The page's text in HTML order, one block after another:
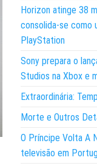
Horizon atinge 38
consolida-se como
PlayStation
Sony prepara o
Studios na Xbox e
Extraordinária:
Morte e Outros
O Príncipe Volta A
televisão em